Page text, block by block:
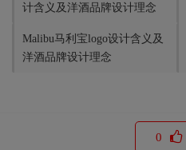
计含义及洋酒品牌设计理念
Malibu马利宝logo设计含义及
洋酒品牌设计理念
0